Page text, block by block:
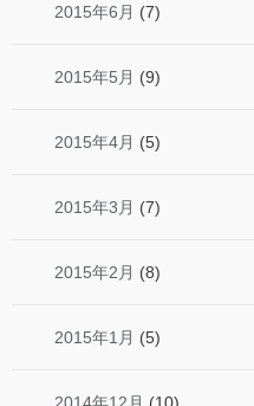
2015年6月 (7)
2015年5月 (9)
2015年4月 (5)
2015年3月 (7)
2015年2月 (8)
2015年1月 (5)